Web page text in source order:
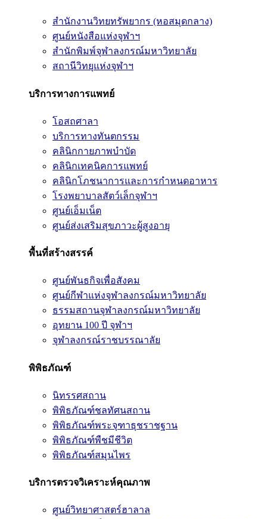
สำนักงานวิทยทรัพยากร (หอสมุดกลาง)
ศูนย์หนังสือแห่งจุฬาฯ
สำนักพิมพ์จุฬาลงกรณ์มหาวิทยาลัย
สถานีวิทยุแห่งจุฬาฯ
บริการทางการแพทย์
โอสถศาลา
บริการทางทันตกรรม
คลินิกกายภาพบำบัด
คลินิกเทคนิคการแพทย์
คลินิกโภชนาการและการกำหนดอาหาร
โรงพยาบาลสัตว์เล็กจุฬาฯ
ศูนย์เอ็มเน็ต
ศูนย์ส่งเสริมสุขภาวะผู้สูงอายุ
พื้นที่สร้างสรรค์
ศูนย์พันธกิจเพื่อสังคม
ศูนย์กีฬาแห่งจุฬาลงกรณ์มหาวิทยาลัย
ธรรมสถานจุฬาลงกรณ์มหาวิทยาลัย
อุทยาน 100 ปี จุฬาฯ
จุฬาลงกรณ์ราชบรรณาลัย
พิพิธภัณฑ์
นิทรรศสถาน
พิพิธภัณฑ์ชลทัศนสถาน
พิพิธภัณฑ์พระจุฑาธุชราชฐาน
พิพิธภัณฑ์พืชมีชีวิต
พิพิธภัณฑ์สมุนไพร
บริการตรวจวิเคราะห์คุณภาพ
ศูนย์วิทยาศาสตร์ฮาลาล